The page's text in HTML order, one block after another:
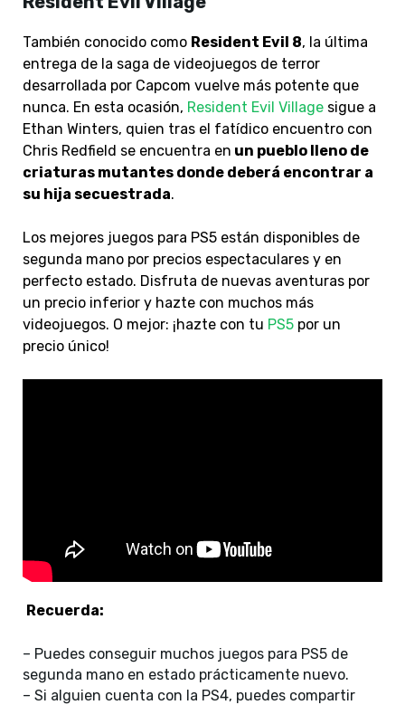
También conocido como Resident Evil 8, la última
entrega de la saga de videojuegos de terror
desarrollada por Capcom vuelve más potente que
nunca. En esta ocasión, Resident Evil Village sigue a
Ethan Winters, quien tras el fatídico encuentro con
Chris Redfield se encuentra en un pueblo lleno de
criaturas mutantes donde deberá encontrar a
su hija secuestrada.
Los mejores juegos para PS5 están disponibles de
segunda mano por precios espectaculares y en
perfecto estado. Disfruta de nuevas aventuras por
un precio inferior y hazte con muchos más
videojuegos. O mejor: ¡hazte con tu PS5 por un
precio único!
Recuerda:
– Puedes conseguir muchos juegos para PS5 de
segunda mano en estado prácticamente nuevo.
– Si alguien cuenta con la PS4, puedes compartir